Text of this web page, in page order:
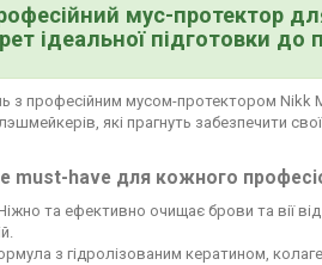
мус-протектор
ідеальної підготовки до
з професійним мусом-протектором Nikk
які прагнуть забезпечити
must-have для кожного
та ефективно очищає брови та вії
з гідролізованим кератином,